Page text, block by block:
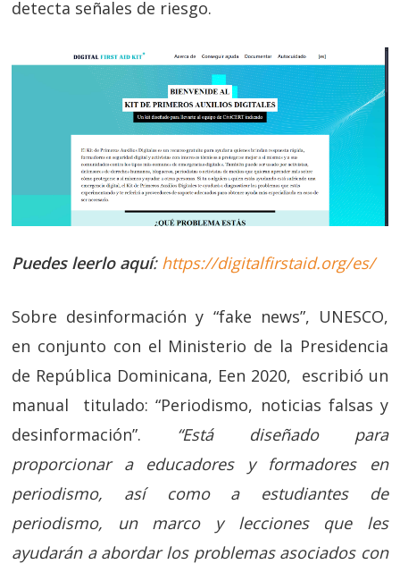
detecta señales de riesgo.
Puedes leerlo aquí: https://digitalfirstaid.org/es/
Sobre desinformación y “fake news”, UNESCO,
en conjunto con el Ministerio de la Presidencia
de República Dominicana, Een 2020, escribió un
manual titulado: “Periodismo, noticias falsas y
desinformación”. “Está diseñado para
proporcionar a educadores y formadores en
periodismo, así como a estudiantes de
periodismo, un marco y lecciones que les
ayudarán a abordar los problemas asociados con